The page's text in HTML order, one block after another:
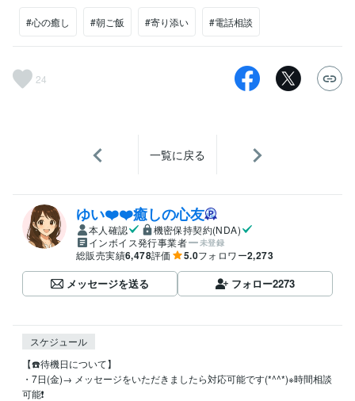
#心の癒し #朝ご飯 #寄り添い #電話相談
24
一覧に戻る
ゆい❤️❤️癒しの心友
本人確認
機密保持契約(NDA)
インボイス発行事業者
未登録
総販売実績6,478評価 5.0フォロワー2,273
メッセージを送る フォロー2273
スケジュール
【☎️待機日について】
・7日(金)→ メッセージをいただきましたら対応可能です(*^^*)※時間相談
可能❗️